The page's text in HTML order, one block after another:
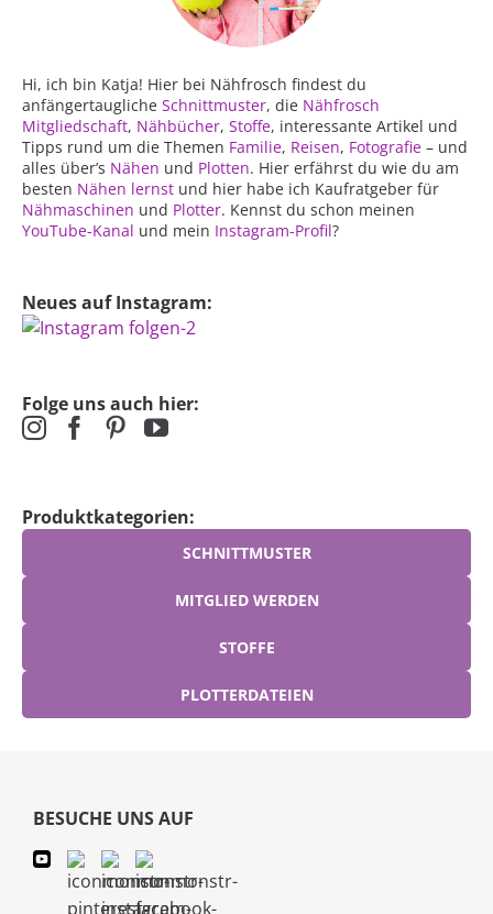
Hi, ich bin Katja! Hier bei Nähfrosch findest du
anfängertaugliche Schnittmuster, die Nähfrosch
Mitgliedschaft, Nähbücher, Stoffe, interessante Artikel und
Tipps rund um die Themen Familie, Reisen, Fotografie – und
alles über’s Nähen und Plotten. Hier erfährst du wie du am
besten Nähen lernst und hier habe ich Kaufratgeber für
Nähmaschinen und Plotter. Kennst du schon meinen
YouTube-Kanal und mein Instagram-Profil?
Neues auf Instagram:
Folge uns auch hier:
Produktkategorien:
SCHNITTMUSTER
MITGLIED WERDEN
STOFFE
PLOTTERDATEIEN
BESUCHE UNS AUF